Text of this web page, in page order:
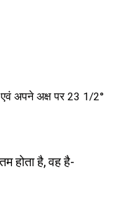
एवं अपने अक्ष पर 23 1/2°
होता है, वह है-